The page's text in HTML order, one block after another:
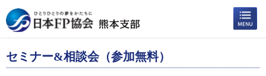
セミナー&相談会（参加無料）